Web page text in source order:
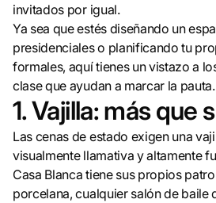
invitados por igual.
Ya sea que estés diseñando un
presidenciales o planificando tu
formales, aquí tienes un vistazo a
clase que ayudan a marcar la pauta.
1. Vajilla: más que
Las cenas de estado exigen una
visualmente llamativa y altamente
Casa Blanca tiene sus propios
porcelana, cualquier salón de baile